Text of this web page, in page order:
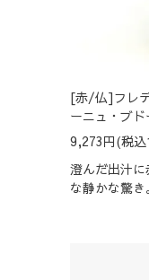
[赤/仏]フレ
ーニュ・ブ
9,273円(税
澄んだ出汁
な静かな驚